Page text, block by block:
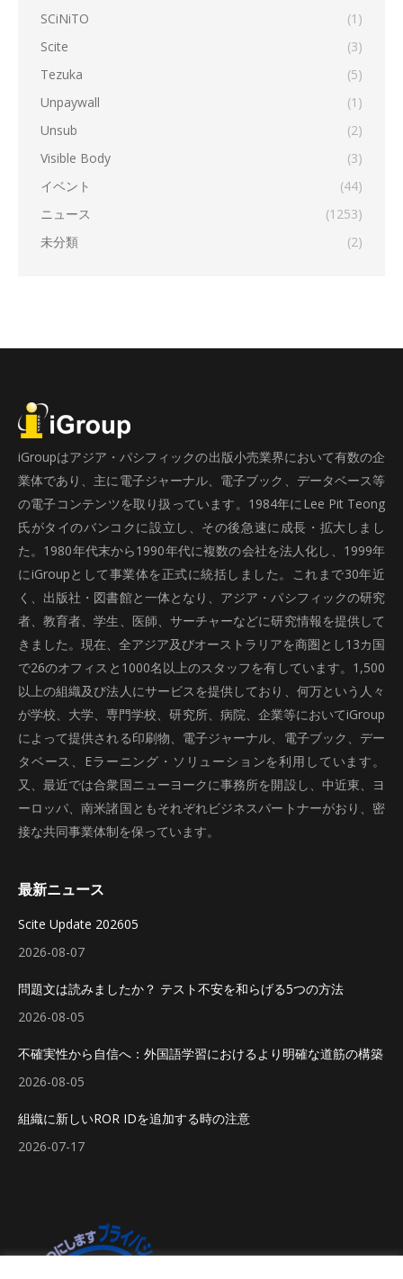
SCiNiTO
(1)
Scite
(3)
Tezuka
(5)
Unpaywall
(1)
Unsub
(2)
Visible Body
(3)
イベント
(44)
ニュース
(1253)
未分類
(2)
iGroupはアジア・パシフィックの出版小売業界において有数の企
業体であり、主に電子ジャーナル、電子ブック、データベース等
の電子コンテンツを取り扱っています。1984年にLee Pit Teong
氏がタイのバンコクに設立し、その後急速に成長・拡大しまし
た。1980年代末から1990年代に複数の会社を法人化し、1999年
にiGroupとして事業体を正式に統括しました。これまで30年近
く、出版社・図書館と一体となり、アジア・パシフィックの研究
者、教育者、学生、医師、サーチャーなどに研究情報を提供して
きました。現在、全アジア及びオーストラリアを商圏とし13カ国
で26のオフィスと1000名以上のスタッフを有しています。1,500
以上の組織及び法人にサービスを提供しており、何万という人々
が学校、大学、専門学校、研究所、病院、企業等においてiGroup
によって提供される印刷物、電子ジャーナル、電子ブック、デー
タベース、Eラーニング・ソリューションを利用しています。
又、最近では合衆国ニューヨークに事務所を開設し、中近東、ヨ
ーロッパ、南米諸国ともそれぞれビジネスパートナーがおり、密
接な共同事業体制を保っています。
最新ニュース
Scite Update 202605
2026-08-07
問題文は読みましたか？ テスト不安を和らげる5つの方法
2026-08-05
不確実性から自信へ：外国語学習におけるより明確な道筋の構築
2026-08-05
組織に新しいROR IDを追加する時の注意
2026-07-17